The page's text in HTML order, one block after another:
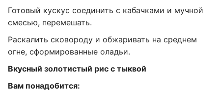
Готовый кускус соединить с кабачками и мучной
смесью, перемешать.
Раскалить сковороду и обжаривать на среднем
огне, сформированные оладьи.
Вкусный золотистый рис с тыквой
Вам понадобится: